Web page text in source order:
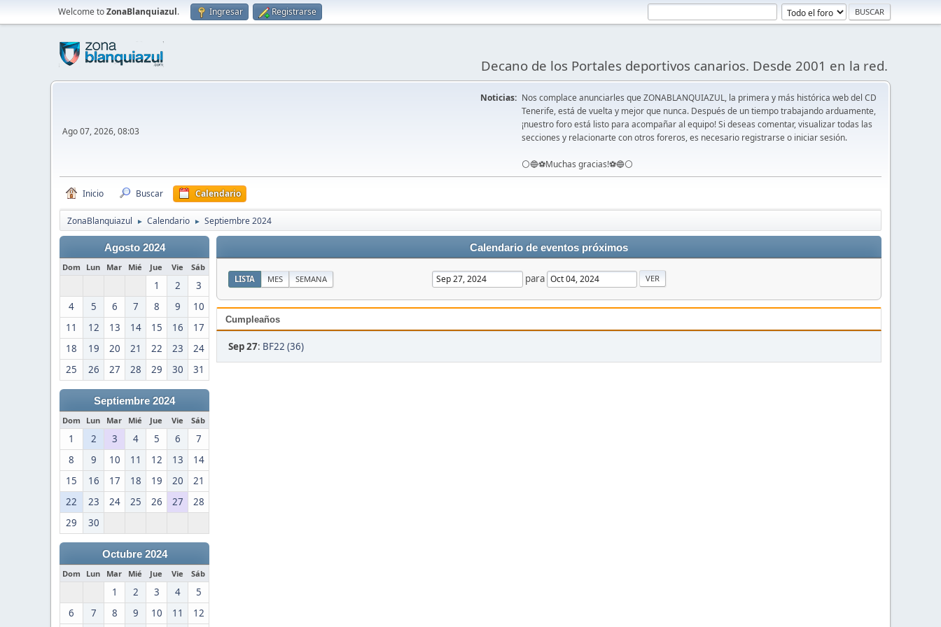
Welcome toZonaBlanquiazul. Ingresar Registrarse
Decano de los Portales deportivos canarios. Desde 2001 en la red.
Ago 07, 2026, 08:03
Noticias: Nos complace anunciarles que ZONABLANQUIAZUL, la primera y más histórica web del CD
Tenerife, está de vuelta y mejor que nunca. Después de un tiempo trabajando arduamente,
¡nuestro foro está listo para acompañar al equipo! Si deseas comentar, visualizar todas las
secciones y relacionarte con otros foreros, es necesario registrarse o iniciar sesión.
⚪️🔵⚽️Muchas gracias!⚽️🔵⚪️
Inicio Buscar Calendario
ZonaBlanquiazul ► Calendario ► Septiembre 2024
Agosto 2024
Dom Lun Mar Mié Jue Vie Sáb
1 2
3
4
5 6 7 8 9
10
11
12 13 14 15 16
17
18
19 20 21 22 23
24
25
26 27 28 29 30 31
Septiembre 2024
Dom Lun Mar Mié Jue Vie Sáb
1 2 3 4 5 6
7
8
9 10 11 12 13
14
15
16 17 18 19 20
21
22
23 24 25 26 27
28
29
30
Octubre 2024
Dom Lun Mar Mié Jue Vie Sáb
1 2 3 4
5
6
7 8 9 10 11 12
Calendario de eventos próximos
LISTA MES SEMANA para
Cumpleaños
Sep 27: BF22 (36)